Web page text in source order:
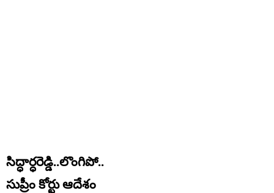
సిద్ధార్ధరెడ్డి..లొంగిపో..
సుప్రీం కోర్టు ఆదేశం